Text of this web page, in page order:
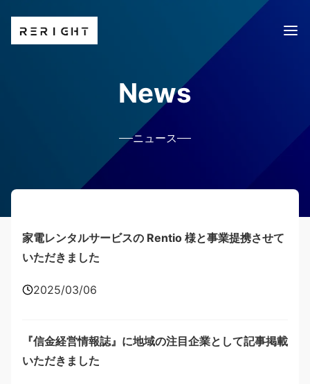
News
ニュース
家電レンタルサービスの Rentio 様と事業提携させて
いただきました
2025/03/06
『信金経営情報誌』に地域の注目企業として記事掲載
いただきました